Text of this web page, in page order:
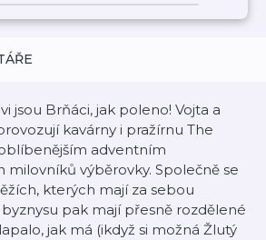
jsou Brňáci, jak poleno! Vojta a
kavárny i pražírnu The
adventním
milovníků výběrovky. Společně se
kterých mají za sebou
pak mají přesně rozdělené
jak má (ikdyž si možná Žlutý